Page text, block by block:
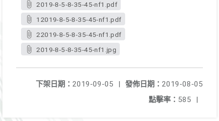
2019-8-5-8-35-45-nf1.pdf
12019-8-5-8-35-45-nf1.pdf
22019-8-5-8-35-45-nf1.pdf
2019-8-5-8-35-45-nf1.jpg
發佈日期： 2019-08-05
下架日期： 2019-09-05
|
點擊率： 585 |